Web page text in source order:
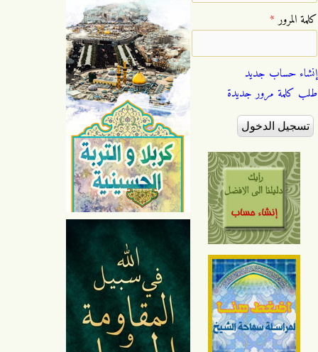
‏كلمة المرور ‏*
إنشاء حساب جديد
طلب كلمة مرور جديدة